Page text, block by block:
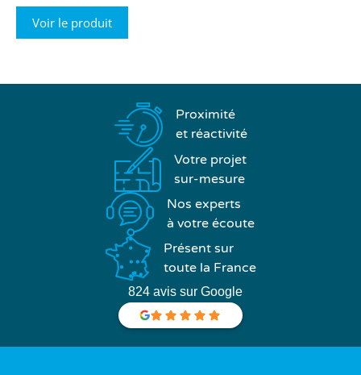
Voir le produit
Proximité
et réactivité
Votre projet
sur-mesure
Nos experts
à votre écoute
Présent sur
toute la France
824 avis sur Google